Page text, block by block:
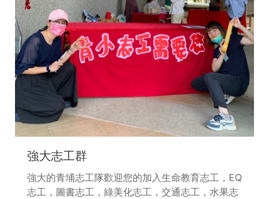
強大志工群
強大的青埔志工隊歡迎您的加入生命教育志工，EQ
志工，圖書志工，綠美化志工，交通志工，水果志